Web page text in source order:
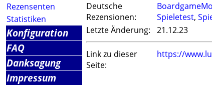
Rezensenten
Statistiken
Konfiguration
FAQ
Danksagung
Impressum
Deutsche
Rezensionen:
Spieletest,
Letzte Änderung:
21.12.23
Link zu dieser
Seite:
https://